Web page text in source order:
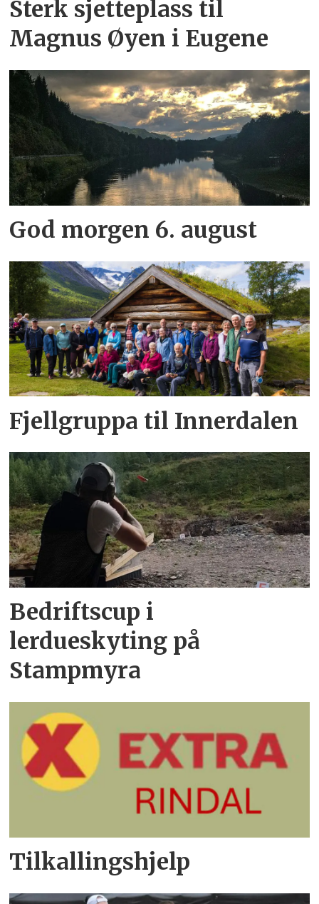
Sterk sjetteplass til
Magnus Øyen i Eugene
God morgen 6. august
Fjellgruppa til Innerdalen
Bedriftscup i
lerdueskyting på
Stampmyra
Tilkallingshjelp